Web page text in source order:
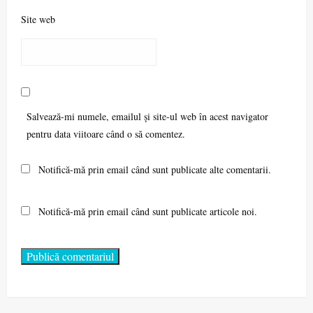
Site web
Salvează-mi numele, emailul și site-ul web în acest navigator
pentru data viitoare când o să comentez.
Notifică-mă prin email când sunt publicate alte comentarii.
Notifică-mă prin email când sunt publicate articole noi.